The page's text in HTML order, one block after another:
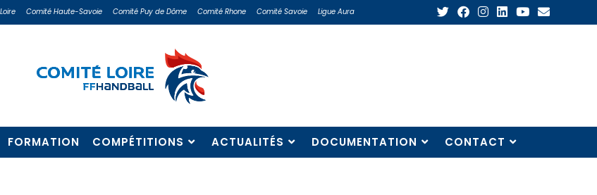
Comité Haute-Savoie Comité Puy de Dôme Comité Rhone Comité Savoie Ligue Aura
FORMATION COMPÉTITIONS ACTUALITÉS DOCUMENTATION CONTACT